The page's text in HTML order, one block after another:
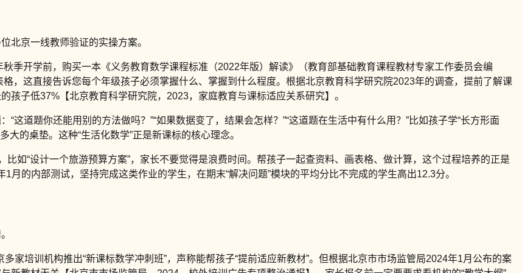
北京一线教师验证的实操方案。
季开学前，购买一本《义务教育数学课程标准（2022年版）解读》（教育部基础教育课程教材专家工作委员会编
格，这直接告诉您每个年级孩子必须掌握什么、掌握到什么程度。根据北京教育科学研究院2023年的调查，提前了解课
子低37%【北京教育科学研究院，2023，家庭教育与课标适应关系研究】。
“这道题你还能用别的方法做吗？”“如果数据变了，结果会怎样？”“这道题在生活中有什么用？”比如孩子学“长方形面
的桌垫。这种“生活化数学”正是新课标的核心理念。
比如“设计一个旅游预算方案”，家长不要觉得是浪费时间。帮孩子一起查资料、画表格、做计算，这个过程培养的正是
月的内部测试，坚持完成这类作业的学生，在期末“解决问题”模块的平均分比不完成的学生高出12.3分。
家培训机构推出“新课标数学冲刺班”，声称能帮孩子“提前适应新教材”。但根据北京市市场监管局2024年1月公布的案